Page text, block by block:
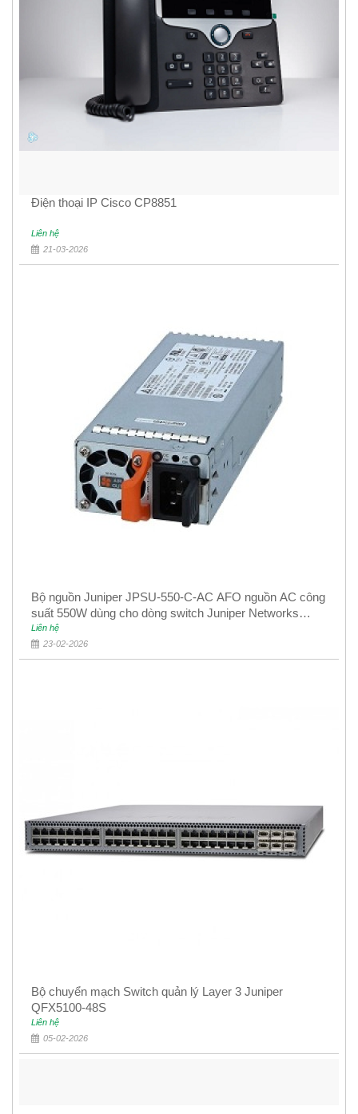
Điện thoại IP Cisco CP8851
Liên hệ
21-03-2026
Bộ nguồn Juniper JPSU-550-C-AC AFO nguồn AC công
suất 550W dùng cho dòng switch Juniper Networks
EX4400
Liên hệ
23-02-2026
Bộ chuyển mạch Switch quản lý Layer 3 Juniper
QFX5100-48S
Liên hệ
05-02-2026